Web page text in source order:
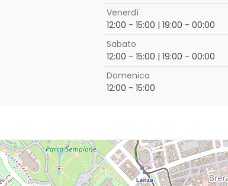
Venerdì
12:00 - 15:00 | 19:00 - 00:00
Sabato
12:00 - 15:00 | 19:00 - 00:00
Domenica
12:00 - 15:00